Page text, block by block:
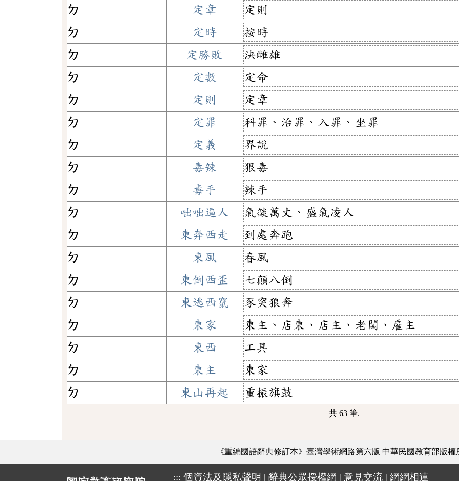
ㄉ
定章
定則
ㄉ
定時
按時
ㄉ
定勝敗
決雌雄
ㄉ
定數
定命
ㄉ
定則
定章
ㄉ
定罪
科罪、治罪、入罪、坐罪
ㄉ
定義
界說
ㄉ
毒辣
狠毒
ㄉ
毒手
辣手
ㄉ
咄咄逼人
氣燄萬丈、盛氣凌人
ㄉ
東奔西走
到處奔跑
ㄉ
東風
春風
ㄉ
東倒西歪
七顛八倒
ㄉ
東逃西竄
豕突狼奔
ㄉ
東家
東主、店東、店主、老闆、雇主
ㄉ
東西
工具
ㄉ
東主
東家
ㄉ
東山再起 重振旗鼓
共 63 筆.
《重編國語辭典修訂本》臺灣學術網路第六版 中華民國教育部版權
::: 個資法及隱私聲明 | 辭典公眾授權網 | 意見交流 | 網網相連